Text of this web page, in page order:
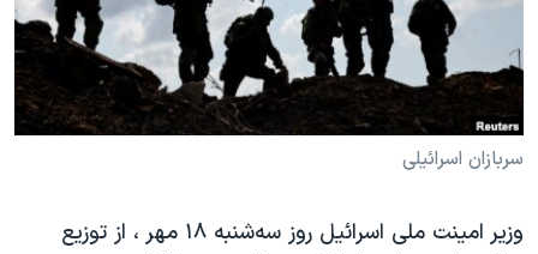
فرهنگ و زندگی
حقوق شهروندی
اقتصادی
علم و فناوری
گالری عکس
مستندها
انتخابات ریاست جمهوری آمریکا ۲۰۲۴
حمله جمهوری اسلامی به اسرائیل
رمز مهسا
اعتراضات زن، زندگی، آزادی
دنبال کنید
سربازان اسرائیلی
وزیر امینت ملی اسرائیل روز سه‌شنبه ۱۸ مهر ، از توزیع